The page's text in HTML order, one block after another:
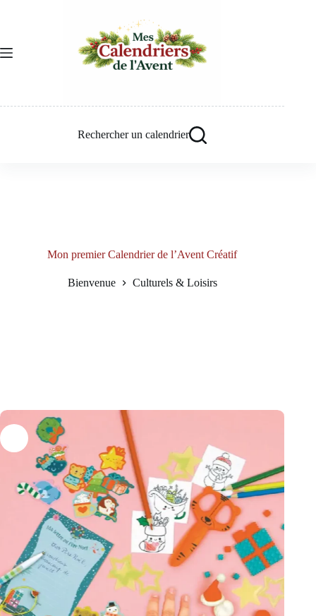
Rechercher un calendrier
Mon premier Calendrier de l’Avent Créatif
Bienvenue Culturels & Loisirs